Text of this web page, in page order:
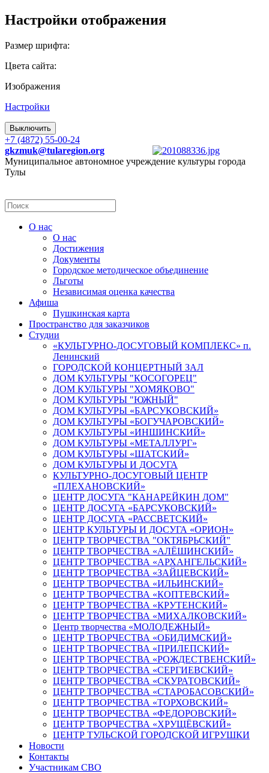
Настройки отображения
Размер шрифта:
Цвета сайта:
Изображения
Настройки
Выключить
+7 (4872) 55-00-24
gkzmuk@tularegion.org
Муниципальное автономное учреждение культуры города
Тулы
О нас
О нас
Достижения
Документы
Городское методическое объединение
Льготы
Независимая оценка качества
Афиша
Пушкинская карта
Пространство для заказчиков
Студии
«КУЛЬТУРНО-ДОСУГОВЫЙ КОМПЛЕКС» п.
Ленинский
ГОРОДСКОЙ КОНЦЕРТНЫЙ ЗАЛ
ДОМ КУЛЬТУРЫ "КОСОГОРЕЦ"
ДОМ КУЛЬТУРЫ "ХОМЯКОВО"
ДОМ КУЛЬТУРЫ "ЮЖНЫЙ"
ДОМ КУЛЬТУРЫ «БАРСУКОВСКИЙ»
ДОМ КУЛЬТУРЫ «БОГУЧАРОВСКИЙ»
ДОМ КУЛЬТУРЫ «ИНШИНСКИЙ»
ДОМ КУЛЬТУРЫ «МЕТАЛЛУРГ»
ДОМ КУЛЬТУРЫ «ШАТСКИЙ»
ДОМ КУЛЬТУРЫ И ДОСУГА
КУЛЬТУРНО-ДОСУГОВЫЙ ЦЕНТР
«ПЛЕХАНОВСКИЙ»
ЦЕНТР ДОСУГА "КАНАРЕЙКИН ДОМ"
ЦЕНТР ДОСУГА «БАРСУКОВСКИЙ»
ЦЕНТР ДОСУГА «РАССВЕТСКИЙ»
ЦЕНТР КУЛЬТУРЫ И ДОСУГА «ОРИОН»
ЦЕНТР ТВОРЧЕСТВА "ОКТЯБРЬСКИЙ"
ЦЕНТР ТВОРЧЕСТВА «АЛЁШИНСКИЙ»
ЦЕНТР ТВОРЧЕСТВА «АРХАНГЕЛЬСКИЙ»
ЦЕНТР ТВОРЧЕСТВА «ЗАЙЦЕВСКИЙ»
ЦЕНТР ТВОРЧЕСТВА «ИЛЬИНСКИЙ»
ЦЕНТР ТВОРЧЕСТВА «КОПТЕВСКИЙ»
ЦЕНТР ТВОРЧЕСТВА «КРУТЕНСКИЙ»
ЦЕНТР ТВОРЧЕСТВА «МИХАЛКОВСКИЙ»
Центр творчества «МОЛОДЕЖНЫЙ»
ЦЕНТР ТВОРЧЕСТВА «ОБИДИМСКИЙ»
ЦЕНТР ТВОРЧЕСТВА «ПРИЛЕПСКИЙ»
ЦЕНТР ТВОРЧЕСТВА «РОЖДЕСТВЕНСКИЙ»
ЦЕНТР ТВОРЧЕСТВА «СЕРГИЕВСКИЙ»
ЦЕНТР ТВОРЧЕСТВА «СКУРАТОВСКИЙ»
ЦЕНТР ТВОРЧЕСТВА «СТАРОБАСОВСКИЙ»
ЦЕНТР ТВОРЧЕСТВА «ТОРХОВСКИЙ»
ЦЕНТР ТВОРЧЕСТВА «ФЕДОРОВСКИЙ»
ЦЕНТР ТВОРЧЕСТВА «ХРУЩЁВСКИЙ»
ЦЕНТР ТУЛЬСКОЙ ГОРОДСКОЙ ИГРУШКИ
Новости
Контакты
Участникам СВО